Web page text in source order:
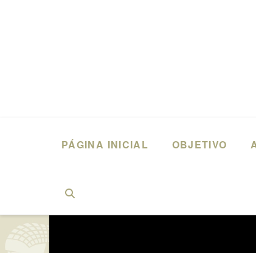
PÁGINA INICIAL OBJETIVO